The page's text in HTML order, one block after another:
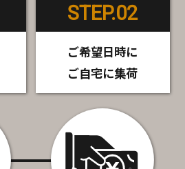
STEP.02
ご希望日時に
ご自宅に集荷